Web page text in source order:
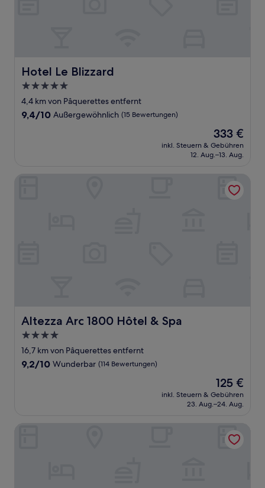
Hotel Le Blizzard
Hotel Le Blizzard
5.0-
Sterne-
Unterkunft
4,4 km von Pâquerettes entfernt
9.4
9,4/10 Außergewöhnlich (15 Bewertungen)
Der
Preis
beträgt
333 €
inkl. Steuern & Gebühren
12. Aug.–13. Aug.
Altezza Arc 1800 Hôtel & Spa
Altezza Arc 1800 Hôtel & Spa
4.0-
Sterne-
Unterkunft
16,7 km von Pâquerettes entfernt
9.2
9,2/10 Wunderbar (114 Bewertungen)
Der
Preis
beträgt
125 €
inkl. Steuern & Gebühren
23. Aug.–24. Aug.